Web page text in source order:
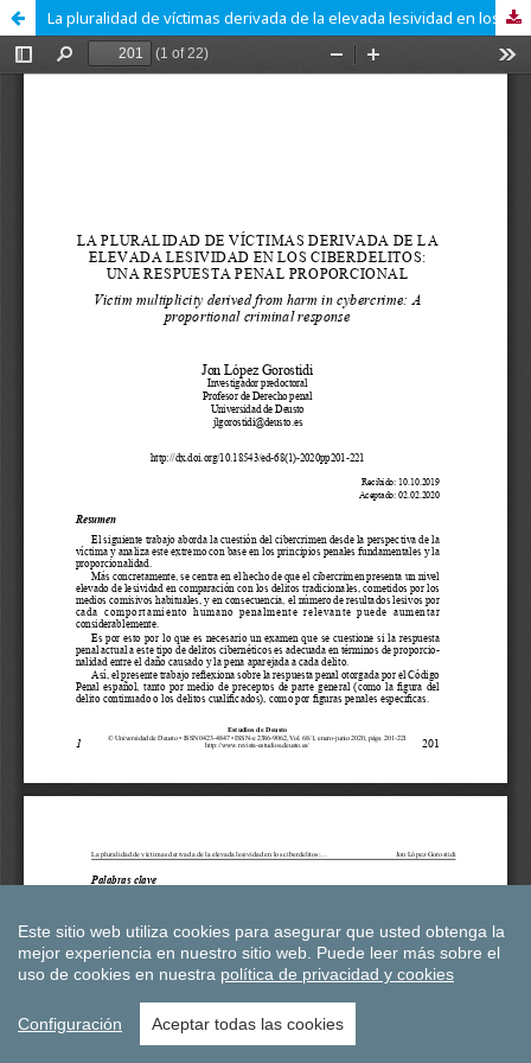
La pluralidad de víctimas derivada de la elevada lesividad en los ciberdelitos: una respuesta penal proporcional
Este sitio web utiliza cookies para asegurar que usted obtenga la
mejor experiencia en nuestro sitio web. Puede leer más sobre el
uso de cookies en nuestra política de privacidad y cookies
Configuración Aceptar todas las cookies